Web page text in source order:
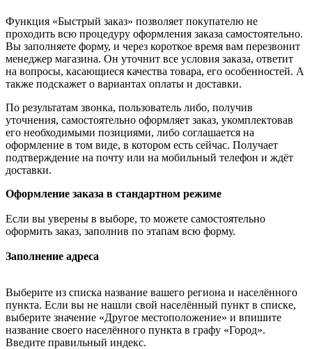
Функция «Быстрый заказ» позволяет покупателю не
проходить всю процедуру оформления заказа самостоятельно.
Вы заполняете форму, и через короткое время вам перезвонит
менеджер магазина. Он уточнит все условия заказа, ответит
на вопросы, касающиеся качества товара, его особенностей. А
также подскажет о вариантах оплаты и доставки.
По результатам звонка, пользователь либо, получив
уточнения, самостоятельно оформляет заказ, укомплектовав
его необходимыми позициями, либо соглашается на
оформление в том виде, в котором есть сейчас. Получает
подтверждение на почту или на мобильный телефон и ждёт
доставки.
Оформление заказа в стандартном режиме
Если вы уверены в выборе, то можете самостоятельно
оформить заказ, заполнив по этапам всю форму.
Заполнение адреса
Выберите из списка название вашего региона и населённого
пункта. Если вы не нашли свой населённый пункт в списке,
выберите значение «Другое местоположение» и впишите
название своего населённого пункта в графу «Город».
Введите правильный индекс.